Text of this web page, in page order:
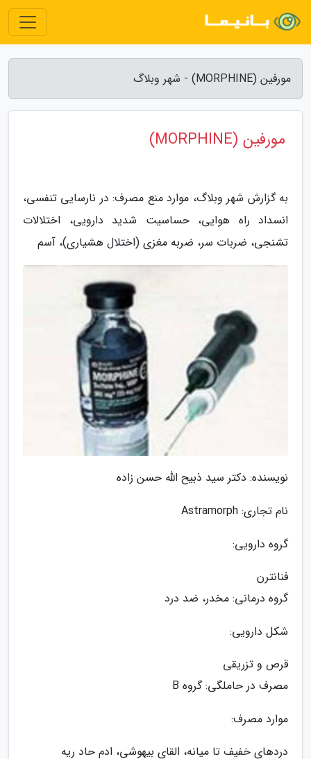
مورفین (MORPHINE) - شهر وبلاگ
مورفین (MORPHINE)
به گزارش شهر وبلاگ، موارد منع مصرف: در نارسایی تنفسی،
انسداد راه هوایی، حساسیت شدید دارویی، اختلالات
تشنجی، ضربات سر، ضربه مغزی (اختلال هشیاری)، آسم
نویسنده: دکتر سید ذبیح الله حسن زاده
نام تجاری: Astramorph
گروه دارویی:
فنانترن
گروه درمانی: مخدر، ضد درد
شکل دارویی:
قرص و تزریقی
مصرف در حاملگی: گروه B
موارد مصرف:
دردهای خفیف تا میانه، القای بیهوشی، ادم حاد ریه